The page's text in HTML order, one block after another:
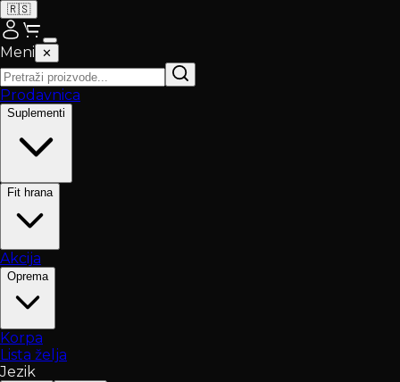
🇷🇸
Meni ✕
Prodavnica
Suplementi
Fit hrana
Akcija
Oprema
Korpa
Lista želja
Jezik